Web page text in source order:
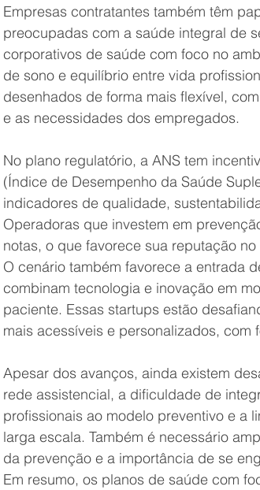
Empresas contratantes também têm
preocupadas com a saúde integral de
corporativos de saúde com foco no
de sono e equilíbrio entre vida
desenhados de forma mais flexível,
e as necessidades dos empregados.
No plano regulatório, a ANS tem
(Índice de Desempenho da Saúde
indicadores de qualidade,
Operadoras que investem em
notas, o que favorece sua reputação
O cenário também favorece a entrada
combinam tecnologia e inovação em
paciente. Essas startups estão
mais acessíveis e personalizados, com
Apesar dos avanços, ainda existem
rede assistencial, a dificuldade de
profissionais ao modelo preventivo e a
larga escala. Também é necessário
da prevenção e a importância de se
Em resumo, os planos de saúde com